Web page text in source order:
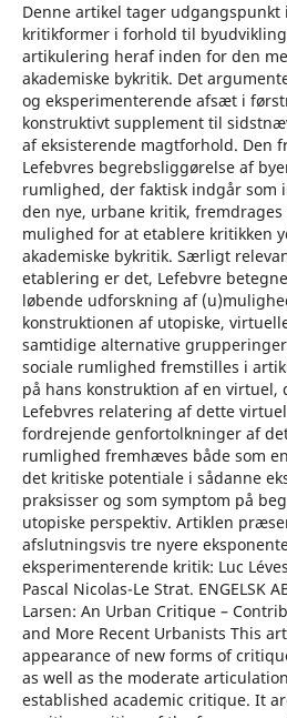
Denne artikel tager udgangspunkt
kritikformer i forhold til
artikulering heraf inden for den
akademiske bykritik. Det
og eksperimenterende afsæt i
konstruktivt supplement til
af eksisterende magtforhold. Den
Lefebvres begrebsliggørelse af
rumlighed, der faktisk indgår som
den nye, urbane kritik,
mulighed for at etablere kritikken
akademiske bykritik. Særligt
etablering er det, Lefebvre
løbende udforskning af
konstruktionen af utopiske,
samtidige alternative
sociale rumlighed fremstilles i
på hans konstruktion af en
Lefebvres relatering af dette
fordrejende genfortolkninger af
rumlighed fremhæves både som
det kritiske potentiale i sådanne
praksisser og som symptom på
utopiske perspektiv. Artiklen
afslutningsvis tre nyere
eksperimenterende kritik: Luc
Pascal Nicolas-Le Strat. ENGELSK
Larsen: An Urban Critique –
and More Recent Urbanists This
appearance of new forms of
as well as the moderate
established academic critique. It